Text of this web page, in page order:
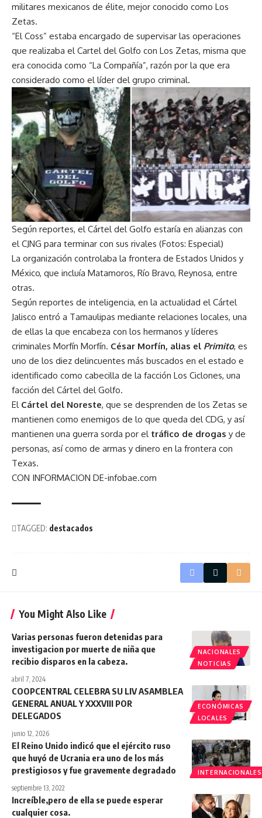
militares mexicanos de élite, mejor conocido como Los
Zetas.
“El Coss” estaba encargado de supervisar las operaciones
que realizaba el Cartel del Golfo con Los Zetas, misma que
era conocida como “La Compañía”, razón por la que era
considerado como el líder del grupo criminal.
Según reportes, el Cártel del Golfo estaría en alianzas con
el CJNG para terminar con sus rivales (Fotos: Especial)
La organización controlaba la frontera de Estados Unidos y
México, que incluía Matamoros, Río Bravo, Reynosa, entre
otras.
Según reportes de inteligencia, en la actualidad el Cártel
Jalisco entró a Tamaulipas mediante relaciones locales, una
de ellas la que encabeza con los hermanos y líderes
criminales Morfín Morfín. César Morfín, alias el Primito, es
uno de los diez delincuentes más buscados en el estado e
identificado como cabecilla de la facción Los Ciclones, una
facción del Cártel del Golfo.
El Cártel del Noreste, que se desprenden de los Zetas se
mantienen como enemigos de lo que queda del CDG, y así
mantienen una guerra sorda por el tráfico de drogas y de
personas, así como de armas y dinero en la frontera con
Texas.
CON INFORMACION DE-infobae.com
TAGGED: destacados
You Might Also Like
NACIONALES
NOTICIAS
Varias personas fueron detenidas para
investigacion por muerte de niña que
recibio disparos en la cabeza.
abril 7, 2024
ECONÓMICAS
LOCALES
COOPCENTRAL CELEBRA SU LIV ASAMBLEA
GENERAL ANUAL Y XXXVIII POR
DELEGADOS
junio 12, 2026
INTERNACIONALES
El Reino Unido indicó que el ejército ruso
que huyó de Ucrania era uno de los más
prestigiosos y fue gravemente degradado
septiembre 13, 2022
Increíble,pero de ella se puede esperar
cualquier cosa.